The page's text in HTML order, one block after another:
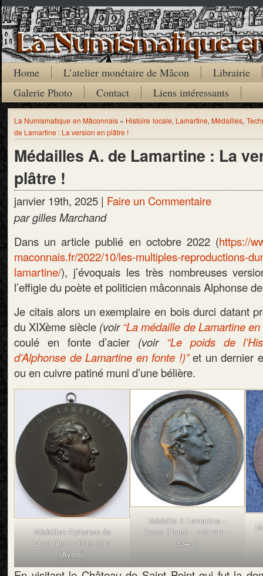
Home L’atelier monétaire de Mâcon
Librairie
Galerie Photo
Contact Liens intéressants
La Numismatique en Mâconnais» Histoire locale, Lamartine, Médailles,
de Lamartine : La version en plâtre !
Médailles A. de Lamartine : La
plâtre !
janvier 19th, 2025 | Faire un Commentaire
par gilles Marchand
Dans un article publié en octobre 2022 (https://
maconnais.fr/2022/10/les-multiples-reproductions-
lamartine/), j’évoquais les très nombreuses
l’effigie du poète et politicien mâconnais Alphonse
Je citais alors un exemplaire en bois durci datant
du XIXème siècle(voir“La médaille de Lamartine
coulé en fonte d’acier (voir “Le poids de
d’Alphonse de Lamartine en fonte !)”et un dernier
ou en cuivre patiné muni d’une bélière.
Médaillon Alphonse de
Lamartine en bois durci
(Avers)
Médaille A Lamartine –
Avers (Fonte – 118 mm –
834 g)